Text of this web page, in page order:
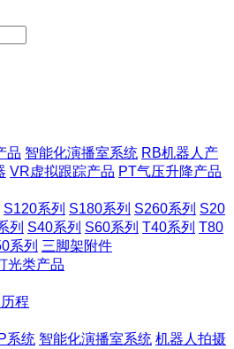
品 智能化演播室系统 RB机器人产
VR虚拟跟踪产品 PT气压升降产品
S120系列 S180系列 S260系列 S20
列 S40系列 S60系列 T40系列 T80
系列 三脚架附件
光类产品
程
系统 智能化演播室系统 机器人拍摄